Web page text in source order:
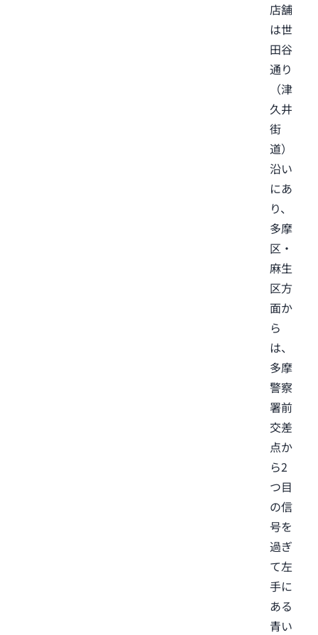
店舗
は世
田谷
通り
（津
久井
街
道）
沿い
にあ
り、
多摩
区・
麻生
区方
面か
ら
は、
多摩
警察
署前
交差
点か
ら2
つ目
の信
号を
過ぎ
て左
手に
ある
青い